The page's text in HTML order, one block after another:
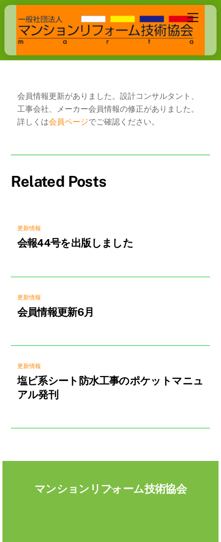
Skip
content
Menu
会員情報更新がありました。設計コンサルタント、
工事会社、メーカー会員情報の修正がありました。
詳しくは会員ページでご確認ください。
Related Posts
更新情報
会報44号を出版しました
更新情報
会員情報更新6月
更新情報
塩ビ系シート防水工事のポケットマニュ
アル発刊
Back
To
マンションリフォーム技術協会